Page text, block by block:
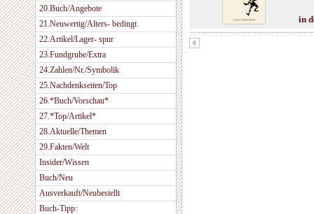
20.Buch/Angebote
21.Neuwertig/Alters- bedingt
22.Artikel/Lager- spur
23.Fundgrube/Extra
24.Zahlen/Nr./Symbolik
25.Nachdenkseiten/Top
26.*Buch/Vorschau*
27.*Top/Artikel*
28.Aktuelle/Themen
29.Fakten/Welt
Insider/Wissen
Buch/Neu
Ausverkauft/Neubestellt
Buch-Tipp:
in